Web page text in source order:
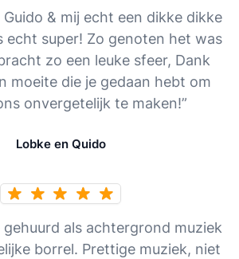
Guido & mij echt een dikke dikke
echt super! Zo genoten het was
zo een leuke sfeer, Dank
moeite die je gedaan hebt om
onvergetelijk te maken!”
Lobke en Quido
gehuurd als achtergrond muziek
borrel. Prettige muziek, niet